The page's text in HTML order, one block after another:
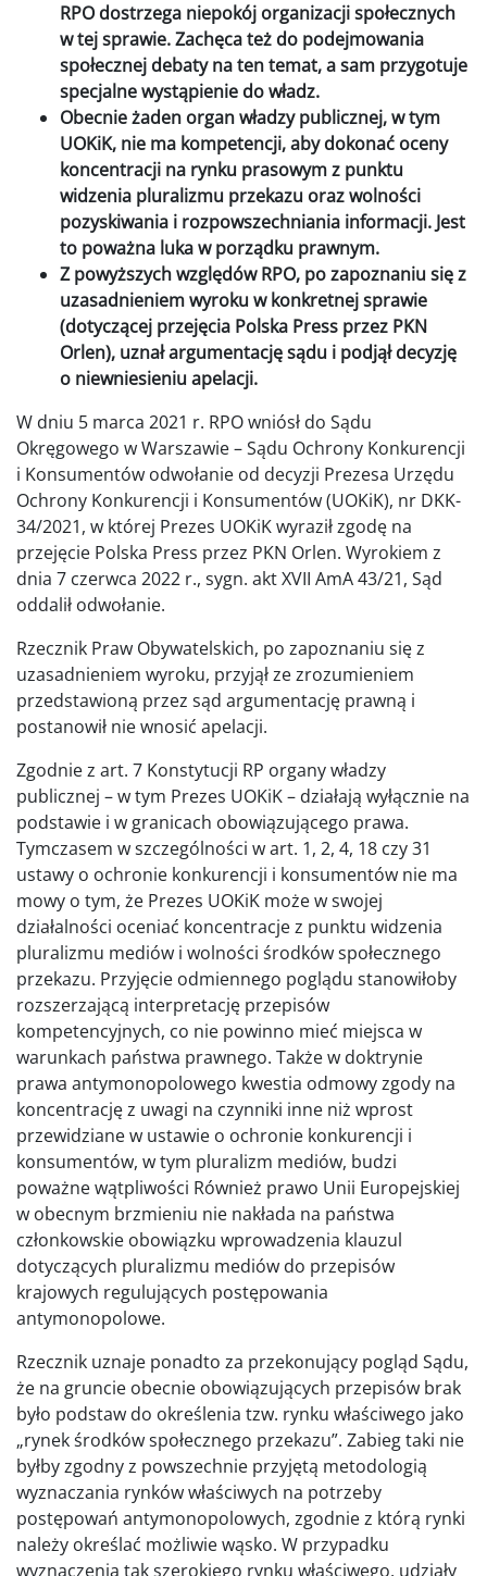
RPO dostrzega niepokój organizacji społecznych
w tej sprawie. Zachęca też do podejmowania
społecznej debaty na ten temat, a sam przygotuje
specjalne wystąpienie do władz.
Obecnie żaden organ władzy publicznej, w tym
UOKiK, nie ma kompetencji, aby dokonać oceny
koncentracji na rynku prasowym z punktu
widzenia pluralizmu przekazu oraz wolności
pozyskiwania i rozpowszechniania informacji. Jest
to poważna luka w porządku prawnym.
Z powyższych względów RPO, po zapoznaniu się z
uzasadnieniem wyroku w konkretnej sprawie
(dotyczącej przejęcia Polska Press przez PKN
Orlen), uznał argumentację sądu i podjął decyzję
o niewniesieniu apelacji.
W dniu 5 marca 2021 r. RPO wniósł do Sądu
Okręgowego w Warszawie – Sądu Ochrony Konkurencji
i Konsumentów odwołanie od decyzji Prezesa Urzędu
Ochrony Konkurencji i Konsumentów (UOKiK), nr DKK-
34/2021, w której Prezes UOKiK wyraził zgodę na
przejęcie Polska Press przez PKN Orlen. Wyrokiem z
dnia 7 czerwca 2022 r., sygn. akt XVII AmA 43/21, Sąd
oddalił odwołanie.
Rzecznik Praw Obywatelskich, po zapoznaniu się z
uzasadnieniem wyroku, przyjął ze zrozumieniem
przedstawioną przez sąd argumentację prawną i
postanowił nie wnosić apelacji.
Zgodnie z art. 7 Konstytucji RP organy władzy
publicznej – w tym Prezes UOKiK – działają wyłącznie na
podstawie i w granicach obowiązującego prawa.
Tymczasem w szczególności w art. 1, 2, 4, 18 czy 31
ustawy o ochronie konkurencji i konsumentów nie ma
mowy o tym, że Prezes UOKiK może w swojej
działalności oceniać koncentracje z punktu widzenia
pluralizmu mediów i wolności środków społecznego
przekazu. Przyjęcie odmiennego poglądu stanowiłoby
rozszerzającą interpretację przepisów
kompetencyjnych, co nie powinno mieć miejsca w
warunkach państwa prawnego. Także w doktrynie
prawa antymonopolowego kwestia odmowy zgody na
koncentrację z uwagi na czynniki inne niż wprost
przewidziane w ustawie o ochronie konkurencji i
konsumentów, w tym pluralizm mediów, budzi
poważne wątpliwości Również prawo Unii Europejskiej
w obecnym brzmieniu nie nakłada na państwa
członkowskie obowiązku wprowadzenia klauzul
dotyczących pluralizmu mediów do przepisów
krajowych regulujących postępowania
antymonopolowe.
Rzecznik uznaje ponadto za przekonujący pogląd Sądu,
że na gruncie obecnie obowiązujących przepisów brak
było podstaw do określenia tzw. rynku właściwego jako
„rynek środków społecznego przekazu”. Zabieg taki nie
byłby zgodny z powszechnie przyjętą metodologią
wyznaczania rynków właściwych na potrzeby
postępowań antymonopolowych, zgodnie z którą rynki
należy określać możliwie wąsko. W przypadku
wyznaczenia tak szerokiego rynku właściwego, udziały